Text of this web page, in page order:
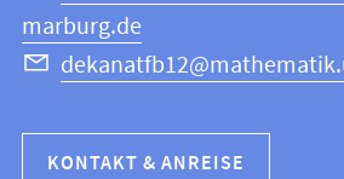
marburg.de
KONTAKT & ANREISE